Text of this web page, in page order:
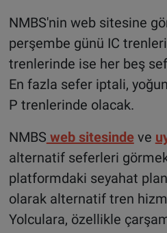
NMBS'nin web sitesine
perşembe günü IC
trenlerinde ise her beş
En fazla sefer iptali,
P trenlerinde olacak.
NMBS web sitesindeve
alternatif seferleri
platformdaki seyahat
olarak alternatif tren
Yolculara, özellikle